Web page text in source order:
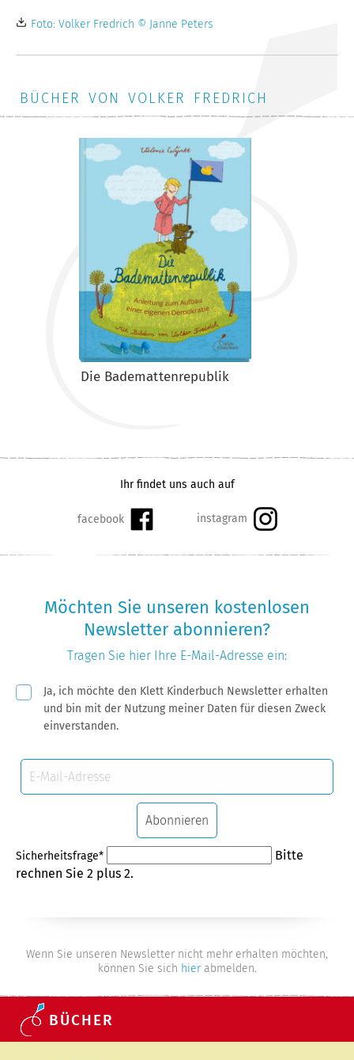
Foto: Volker Fredrich © Janne Peters
BÜCHER VON VOLKER FREDRICH
Die Bademattenrepublik
Ihr findet uns auch auf
Möchten Sie unseren kostenlosen
Newsletter abonnieren?
Tragen Sie hier Ihre E-Mail-Adresse ein:
PflichtfeldJa, ich möchte den Klett Kinderbuch Newsletter erhalten
und bin mit der Nutzung meiner Daten für diesen Zweck
einverstanden.
E-
Mail-
Abonnieren
Pflichtfeld
Sicherheitsfrage*
Bitte
rechnen Sie 2 plus 2.
Wenn Sie unseren Newsletter nicht mehr erhalten möchten,
können Sie sich hierabmelden.
BÜCHER
Navigation überspringen